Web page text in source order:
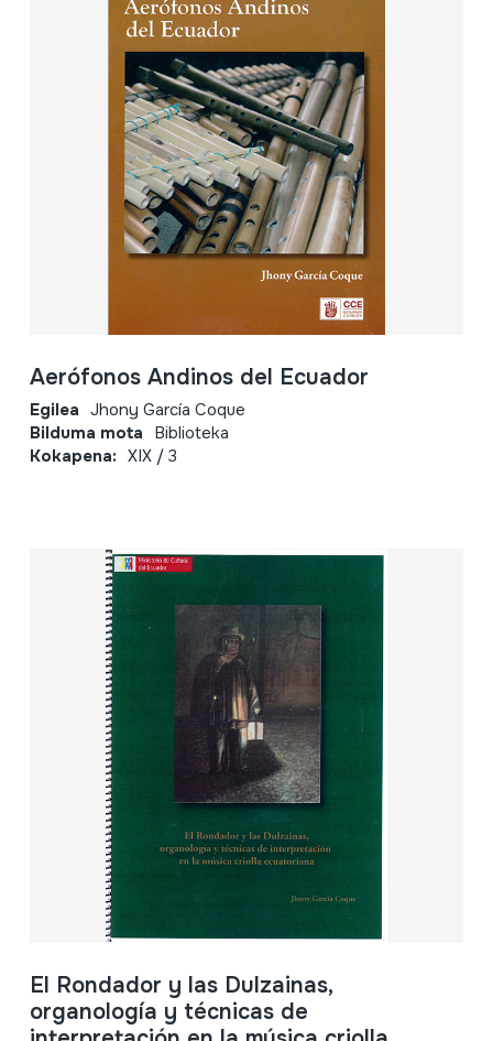
Aerófonos Andinos del Ecuador
Egilea Jhony García Coque
Bilduma mota Biblioteka
Kokapena: XIX / 3
El Rondador y las Dulzainas,
organología y técnicas de